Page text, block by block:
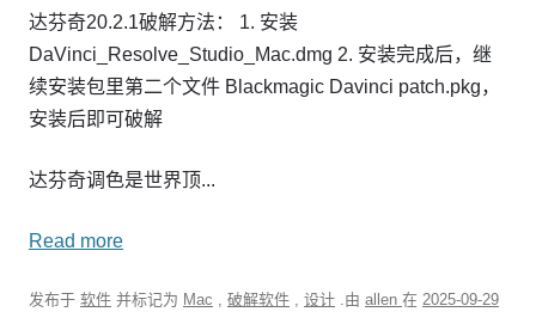
达芬奇20.2.1破解方法： 1. 安装
DaVinci_Resolve_Studio_Mac.dmg 2. 安装完成后，继
续安装包里第二个文件 Blackmagic Davinci patch.pkg，
安装后即可破解
达芬奇调色是世界顶...
Read more
发布于 软件 并标记为 Mac , 破解软件 , 设计 .由 allen 在 2025-09-29